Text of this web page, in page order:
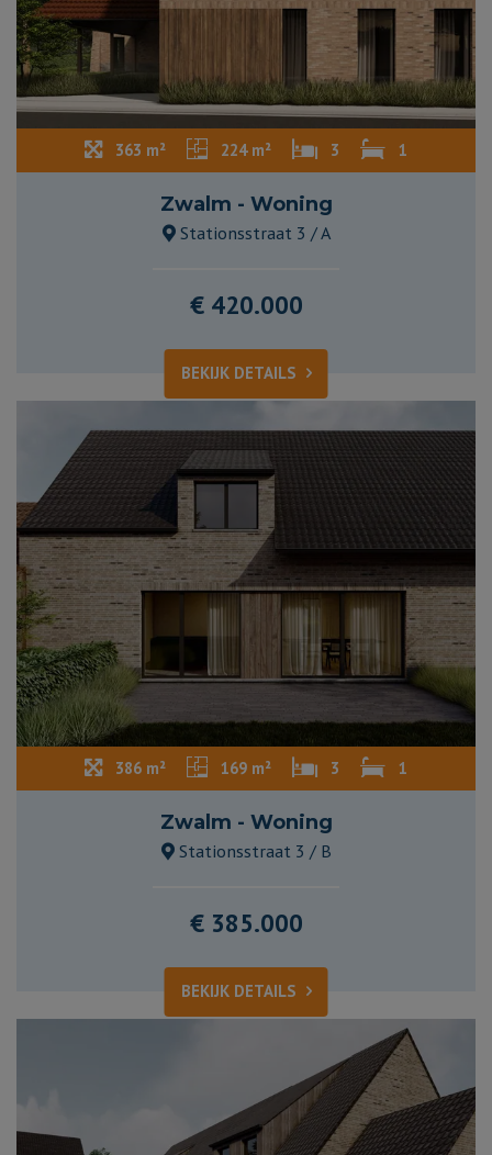
363 m² 224 m² 3 1
Zwalm - Woning
Stationsstraat 3 / A
€ 420.000
BEKIJK DETAILS
386 m² 169 m² 3 1
Zwalm - Woning
Stationsstraat 3 / B
€ 385.000
BEKIJK DETAILS